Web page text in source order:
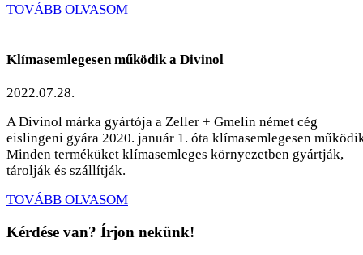
TOVÁBB OLVASOM
Klímasemlegesen működik a Divinol
2022.07.28.
A Divinol márka gyártója a Zeller + Gmelin német cég
eislingeni gyára 2020. január 1. óta klímasemlegesen
Minden terméküket klímasemleges környezetben gyártják,
tárolják és szállítják.
TOVÁBB OLVASOM
Kérdése van? Írjon nekünk!